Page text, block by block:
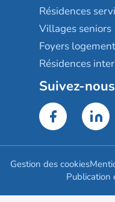
Résidences
Villages seniors
Foyers
Résidences
Suivez-nous
Gestion des cookies
Publication